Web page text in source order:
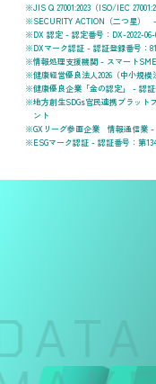
JIS Q 27001:2023（ISO/IEC
SECURITY ACTION（二つ星）
DX 認定 - 認定番号：DX-2022-06-
DXマーク認証 - 認証登録番号：
情報処理支援機関 - スマートSME
健康経営優良法人2026（中小規
健康優良企業「金の認定」 - 認証
地方創生SDGs官民連携プラット
ント
GXリーグ参画企業 情報通信業 -
ESGマーク認証 - 認証番号：第